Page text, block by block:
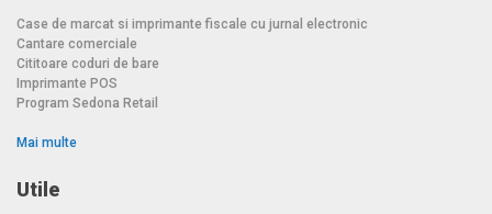
Case de marcat si imprimante fiscale cu jurnal electronic
Cantare comerciale
Cititoare coduri de bare
Imprimante POS
Program Sedona Retail
Mai multe
Utile